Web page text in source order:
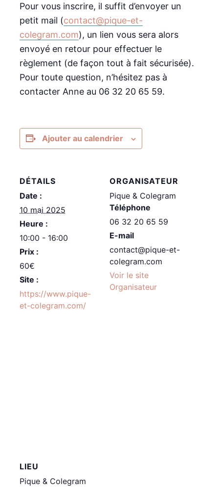
Pour vous inscrire, il suffit d’envoyer un
petit mail (contact@pique-et-
colegram.com), un lien vous sera alors
envoyé en retour pour effectuer le
règlement (de façon tout à fait sécurisée).
Pour toute question, n’hésitez pas à
contacter Anne au 06 32 20 65 59.
Ajouter au calendrier
DÉTAILS
Date :
10 mai 2025
Heure :
10:00 - 16:00
Prix :
60€
Site :
https://www.pique-
et-colegram.com/
ORGANISATEUR
Pique & Colegram
Téléphone
06 32 20 65 59
E-mail
contact@pique-et-
colegram.com
Voir le site
Organisateur
LIEU
Pique & Colegram